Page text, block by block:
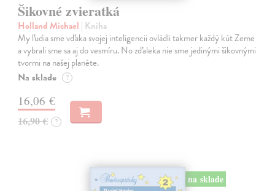
Šikovné zvieratká
Holland Michael | Kniha
My ľudia sme vďaka svojej inteligencii ovládli takmer každý kút Zeme
a vybrali sme sa aj do vesmíru. No zďaleka nie sme jedinými šikovnými
tvormi na našej planéte.
Na sklade ?
16,06 €
16,90 € ?
na sklade